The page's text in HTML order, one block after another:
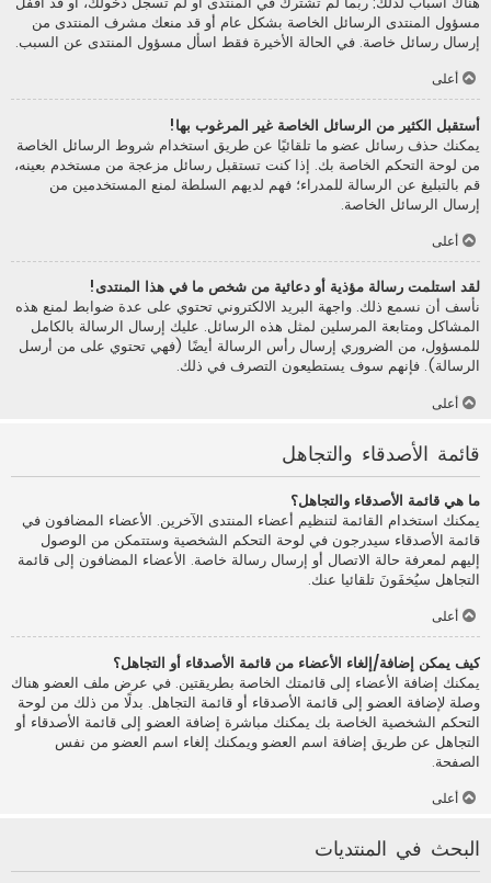
مسؤول المنتدى الرسائل الخاصة بشكل عام أو قد منعك مشرف المنتدى من
إرسال رسائل خاصة. في الحالة الأخيرة فقط اسأل مسؤول المنتدى عن السبب.
أعلى
أستقبل الكثير من الرسائل الخاصة غير المرغوب بها!
يمكنك حذف رسائل عضو ما تلقائيًا عن طريق استخدام شروط الرسائل الخاصة
من لوحة التحكم الخاصة بك. إذا كنت تستقبل رسائل مزعجة من مستخدم بعينه،
قم بالتبليغ عن الرسالة للمدراء؛ فهم لديهم السلطة لمنع المستخدمين من
إرسال الرسائل الخاصة.
أعلى
لقد استلمت رسالة مؤذية أو دعائية من شخص ما في هذا المنتدى!
نأسف أن نسمع ذلك. واجهة البريد الالكتروني تحتوي على عدة ضوابط لمنع هذه
المشاكل ومتابعة المرسلين لمثل هذه الرسائل. عليك إرسال الرسالة بالكامل
للمسؤول، من الضروري إرسال رأس الرسالة أيضًا (فهي تحتوي على من أرسل
الرسالة). فإنهم سوف يستطيعون التصرف في ذلك.
أعلى
قائمة الأصدقاء والتجاهل
ما هي قائمة الأصدقاء والتجاهل؟
يمكنك استخدام القائمة لتنظيم أعضاء المنتدى الآخرين. الأعضاء المضافون في
قائمة الأصدقاء سيدرجون في لوحة التحكم الشخصية وستتمكن من الوصول
إليهم لمعرفة حالة الاتصال أو إرسال رسالة خاصة. الأعضاء المضافون إلى قائمة
التجاهل سيُخفَونَ تلقائيا عنك.
أعلى
كيف يمكن إضافة/إلغاء الأعضاء من قائمة الأصدقاء أو التجاهل؟
يمكنك إضافة الأعضاء إلى قائمتك الخاصة بطريقتين. في عرض ملف العضو هناك
وصلة لإضافة العضو إلى قائمة الأصدقاء أو قائمة التجاهل. بدلًا من ذلك من لوحة
التحكم الشخصية الخاصة بك يمكنك مباشرة إضافة العضو إلى قائمة الأصدقاء أو
التجاهل عن طريق إضافة اسم العضو ويمكنك إلغاء اسم العضو من نفس
الصفحة.
أعلى
البحث في المنتديات